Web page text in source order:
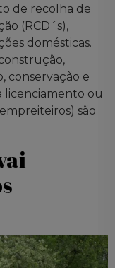
de recolha de
(RCD´s),
domésticas.
conservação e
licenciamento ou
são